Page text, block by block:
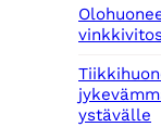
ystävälle